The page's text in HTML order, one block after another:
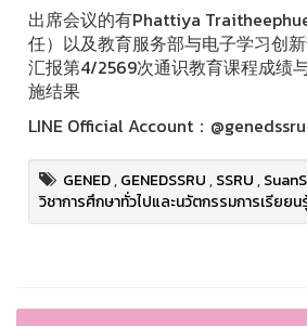
出席会议的有Phattiya
任）以及教育服务部与电子学习创
汇报第4/2569次通识教育课程成绩
施结果
LINE Official Account：@genedssru
GENED,GENEDSSRU,SSRU,
วิชาการศึกษาทั่วไปและนวัตกรรมการเรียย